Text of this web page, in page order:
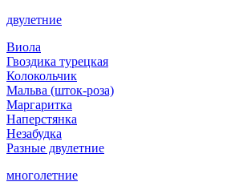
двулетние
Виола
Гвоздика турецкая
Колокольчик
Мальва (шток-роза)
Маргаритка
Наперстянка
Незабудка
Разные двулетние
многолетние